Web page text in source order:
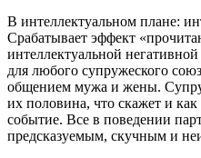
В интеллектуальном плане:
Срабатывает эффект
интеллектуальной
для любого супружеского
общением мужа и жены.
их половина, что скажет и
событие. Все в поведении
предсказуемым, скучным и